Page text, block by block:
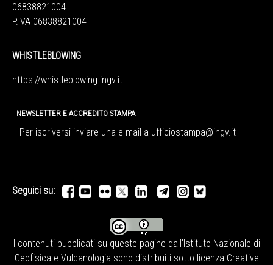
06838821004
P.IVA 06838821004
WHISTLEBLOWING
https://whistleblowing.ingv. it
NEWSLETTER E ACCREDITO STAMPA
Per iscriversi inviare una e-mail a ufficiostampa@ingv.it
Seguici su:
I contenuti pubblicati su queste pagine dall'Istituto Nazionale di
Geofisica e Vulcanologia sono distribuiti sotto licenza Creative